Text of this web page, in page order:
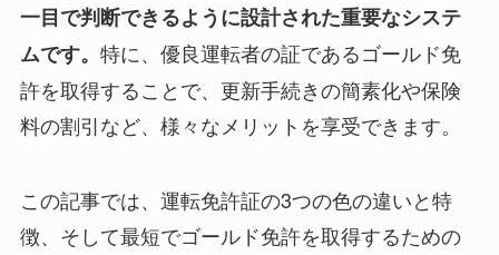
一目で判断できるように設計された重要なシステ
ムです。 特に、優良運転者の証であるゴールド免
許を取得することで、更新手続きの簡素化や保険
料の割引など、様々なメリットを享受できます。
この記事では、運転免許証の3つの色の違いと特
徴、そして最短でゴールド免許を取得するための